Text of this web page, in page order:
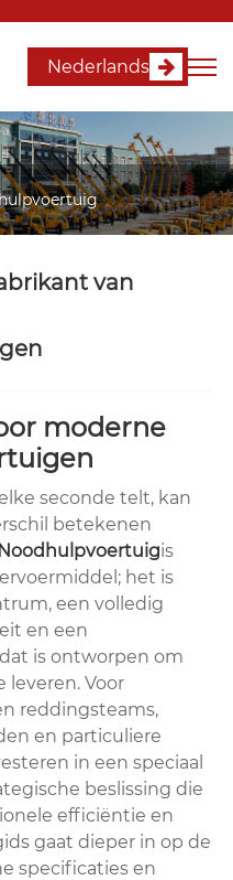
Nederlands
van
moderne
seconde telt, kan
betekenen
Noodhulpvoertuigis
het is
een volledig
en een
is ontworpen om
leveren. Voor
reddingsteams,
en particuliere
in een speciaal
beslissing die
efficiëntie en
gaat dieper in op de
specificaties en